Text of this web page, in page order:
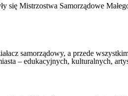
Mistrzostwa Samorządowe
samorządowy, a przede
– edukacyjnych, kulturalnych,